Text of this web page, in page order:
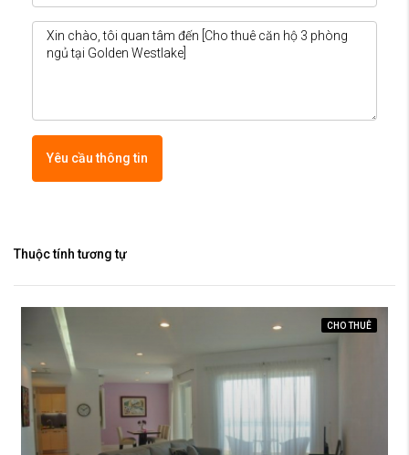
Yêu cầu thông tin
Thuộc tính tương tự
CHO THUÊ